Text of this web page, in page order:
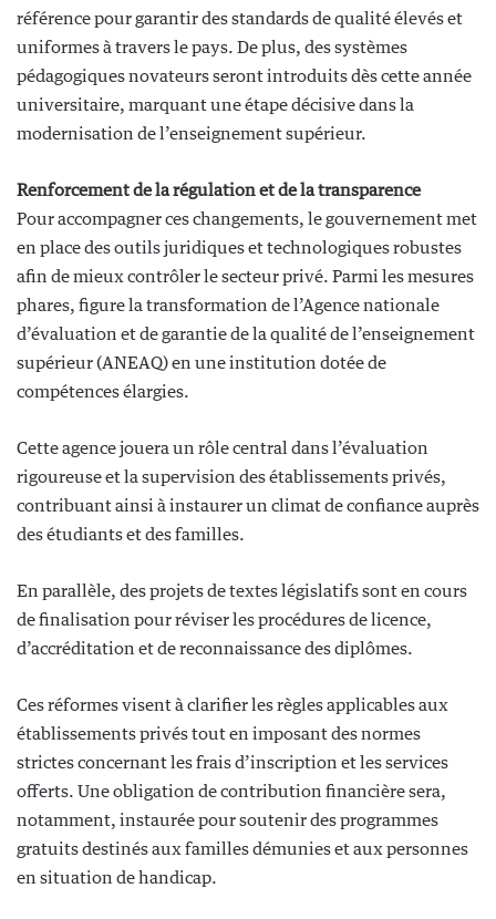
référence pour garantir des standards de qualité élevés et
uniformes à travers le pays. De plus, des systèmes
pédagogiques novateurs seront introduits dès cette année
universitaire, marquant une étape décisive dans la
modernisation de l’enseignement supérieur.
Renforcement de la régulation et de la transparence
Pour accompagner ces changements, le gouvernement met
en place des outils juridiques et technologiques robustes
afin de mieux contrôler le secteur privé. Parmi les mesures
phares, figure la transformation de l’Agence nationale
d’évaluation et de garantie de la qualité de l’enseignement
supérieur (ANEAQ) en une institution dotée de
compétences élargies.
Cette agence jouera un rôle central dans l’évaluation
rigoureuse et la supervision des établissements privés,
contribuant ainsi à instaurer un climat de confiance auprès
des étudiants et des familles.
En parallèle, des projets de textes législatifs sont en cours
de finalisation pour réviser les procédures de licence,
d’accréditation et de reconnaissance des diplômes.
Ces réformes visent à clarifier les règles applicables aux
établissements privés tout en imposant des normes
strictes concernant les frais d’inscription et les services
offerts. Une obligation de contribution financière sera,
notamment, instaurée pour soutenir des programmes
gratuits destinés aux familles démunies et aux personnes
en situation de handicap.